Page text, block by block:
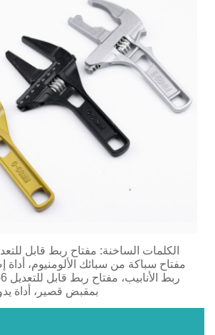
الكلمات الساخنة: مفتاح ربط قابل
مفتاح سباكة من سبائك الألومنيوم، أداة
بمقبض قصير، أداة